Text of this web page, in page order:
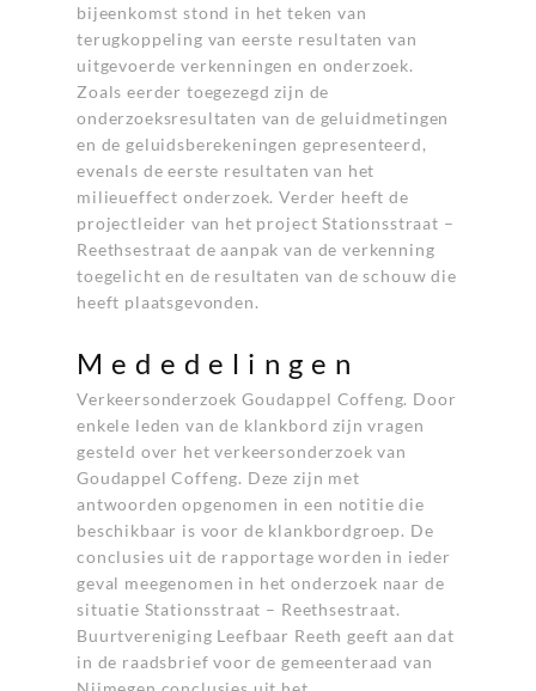
bijeenkomst stond in het teken van
terugkoppeling van eerste resultaten van
uitgevoerde verkenningen en onderzoek.
Zoals eerder toegezegd zijn de
onderzoeksresultaten van de geluidmetingen
en de geluidsberekeningen gepresenteerd,
evenals de eerste resultaten van het
milieueffect onderzoek. Verder heeft de
projectleider van het project Stationsstraat –
Reethsestraat de aanpak van de verkenning
toegelicht en de resultaten van de schouw die
heeft plaatsgevonden.
Mededelingen
Verkeersonderzoek Goudappel Coffeng. Door
enkele leden van de klankbord zijn vragen
gesteld over het verkeersonderzoek van
Goudappel Coffeng. Deze zijn met
antwoorden opgenomen in een notitie die
beschikbaar is voor de klankbordgroep. De
conclusies uit de rapportage worden in ieder
geval meegenomen in het onderzoek naar de
situatie Stationsstraat – Reethsestraat.
Buurtvereniging Leefbaar Reeth geeft aan dat
in de raadsbrief voor de gemeenteraad van